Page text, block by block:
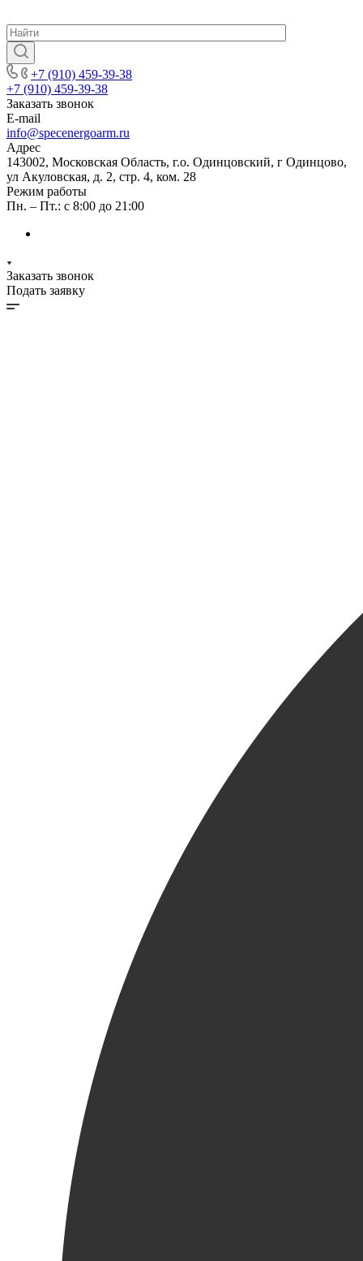
+7 (910) 459-39-38
+7 (910) 459-39-38
Заказать звонок
E-mail
info@specenergoarm.ru
Адрес
143002, Московская Область, г.о. Одинцовский, г Одинцово,
ул Акуловская, д. 2, стр. 4, ком. 28
Режим работы
Пн. – Пт.: с 8:00 до 21:00
Заказать звонок
Подать заявку